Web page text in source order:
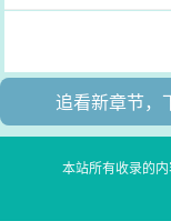
追看新章节，
本站所有收录的